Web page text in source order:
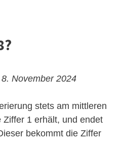
November 2024
stets am mittleren
1 erhält, und endet
bekommt die Ziffer